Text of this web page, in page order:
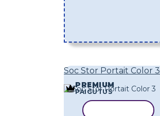
Soc Stor Portait Color 3
PREMIUM
PAIGUTUS